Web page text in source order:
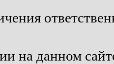
на данном